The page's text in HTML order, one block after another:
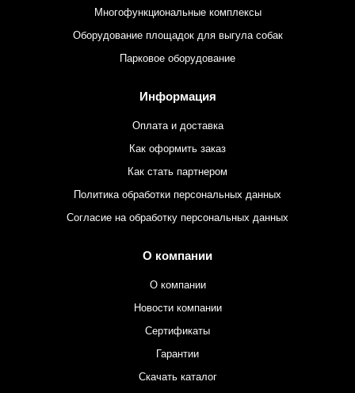
Многофункциональные комплексы
Оборудование площадок для выгула собак
Парковое оборудование
Информация
Оплата и доставка
Как оформить заказ
Как стать партнером
Политика обработки персональных данных
Согласие на обработку персональных данных
О компании
О компании
Новости компании
Сертификаты
Гарантии
Скачать каталог